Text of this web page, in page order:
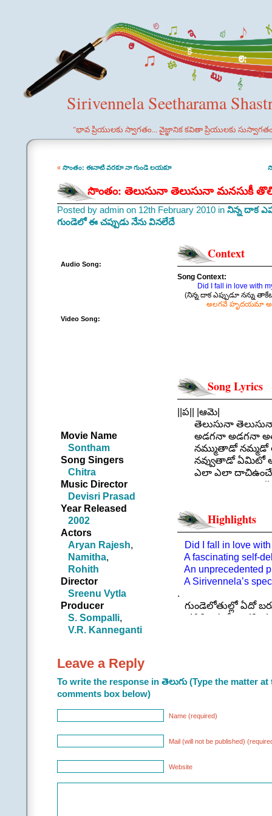
Sirivennela Seetharama
"భావ ప్రియులకు స్వాగతం... వైజ్ఞానిక కవితా ప్రియులకు
« సొంతం: ఈనాటి వరకూ నా గుండె లయకూ
సొంతం: తెలుసునా తెలుసునా మనసుకీ
Posted by admin on 12th February 2010 in నిన్న దాక
గుండెలో ఈ చప్పుడు నేను వినలేదే
Audio Song:
Video Song:
Movie Name
Sontham
Song Singers
Chitra
Music Director
Devisri Prasad
Year Released
2002
Actors
Aryan Rajesh,
Namitha,
Rohith
Director
Sreenu Vytla
Producer
S. Sompalli,
V.R. Kanneganti
Context
Song Context:
Did I fall in love with my
(నిన్న దాక ఎప్పుడూ నన్ను
అలగవే హృదయమా
Song Lyrics
||ప|| |ఆమె|
తెలుసునా
అడగనా అడగనా
నమ్ముతాడో నమ్మడో
నవ్వుతాడో ఏమిటో
ఎలా ఎలా
||
||చ|| |ఆమె|
అతడు ఎదురైతే
పెదవి చివరే
కొత్త నేస్తం కాదుగా
ఇంత వరకు లేదుగా
కనివిని ఎరుగని
తెలుసునా
అడగనా అడగనా
||చ|| |ఆమె|
అలగవే హృదయమా
తెలుసునా తెలుసునా
నమ్ముతాడో నమ్మడో
ఎలా ఎలా దాచిఉంచేది
Highlights
Did I fall in love
A fascinating self-
An unprecedented
A Sirivennela’s
.
గుండెలోతుల్లో ఏదో
తడిమి చూస్తే అతని
Also Compare this
Leave a Reply
To write the response in తెలుగు (Type the matter
comments box below)
Name (required)
Mail (will not be published)
Website